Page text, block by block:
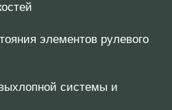
элементов рулевого
системы и